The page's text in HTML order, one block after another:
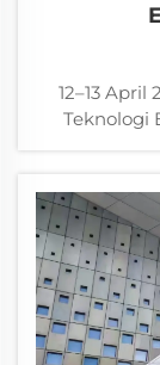
12–13
Teknologi
Sistem